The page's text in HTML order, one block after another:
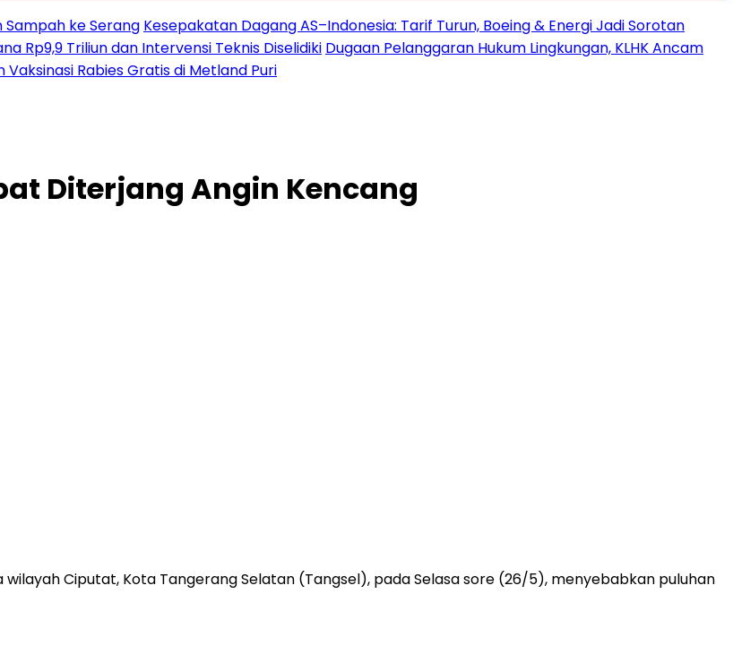
Sampah ke Serang Kesepakatan Dagang AS–Indonesia: Tarif Turun, Boeing & Energi Jadi Sorotan
Rp9,9 Triliun dan Intervensi Teknis Diselidiki Dugaan Pelanggaran Hukum Lingkungan, KLHK Ancam
Rabies Gratis di Metland Puri
Diterjang Angin Kencang
wilayah Ciputat, Kota Tangerang Selatan (Tangsel), pada Selasa sore (26/5), menyebabkan puluhan